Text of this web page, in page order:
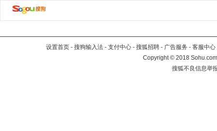
设置首页 - 搜狗输入法 - 支付中心 - 搜狐招聘 - 广告服务 - 客服中心
Copyright©2018
搜狐不良信息举